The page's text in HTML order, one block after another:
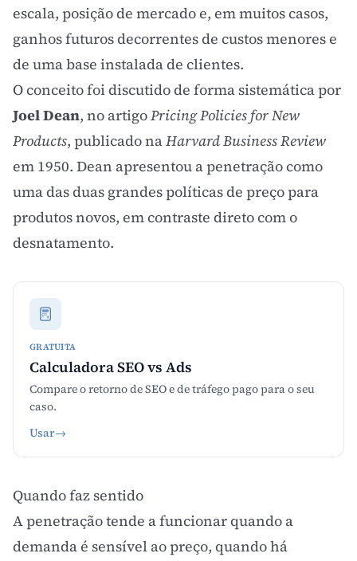
escala, posição de mercado e, em muitos casos,
ganhos futuros decorrentes de custos menores e
de uma base instalada de clientes.
O conceito foi discutido de forma sistemática por
Joel Dean, no artigoPricing Policies for New
Products, publicado naHarvard Business Review
em 1950. Dean apresentou a penetração como
uma das duas grandes políticas de preço para
produtos novos, em contraste direto com o
desnatamento.
GRATUITA
Calculadora SEO vs Ads
Compare o retorno de SEO e de tráfego pago para o seu
caso.
Usar→
Quando faz sentido
A penetração tende a funcionar quando a
demanda é sensível ao preço, quando há